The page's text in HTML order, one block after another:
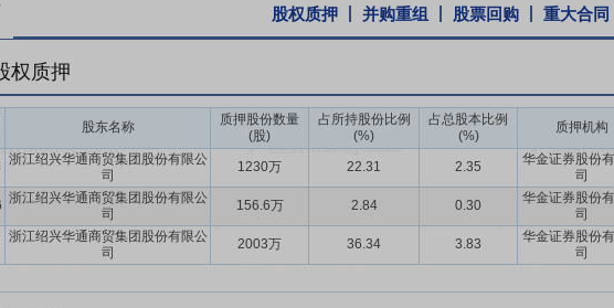
才优势
公司作为全国供销社农资系统首家改制公司，早在上世纪九十年代就推行骨
企业发展紧密结合，收益共享风险共担，形成了内生性的发展原动力。得益于浙江得
，并成为供销社系统其他省市农资公司效仿改制的标杆。企业与员工间良好的分享机
营团队在相关细分领域奠定了行业领先地位，并持续吸引着优质的新鲜血液充实后备
场情况持续细化和完善相关激励机制，推动企业二次改革二次创业，为打造“百年浙农”
龙头优势
公司通过多年持续快速发展，相关主营业务已经在行业或区域内居于领先地位
评价结果”，公司保持农资流通企业竞争力AAAAA最高评级；公司的汽车商贸服务综
经销商、凯迪拉克五星经销商奖项。贸易流通领域竞争激烈，下游对综合服务需求的
行业形成的领先地位，有利于提升公司上游议价能力和网络掌控力，在行业充分市场
额。
股权质押 并购重组 股票回购 重大合同
权质押
股东名称
质押股份数量
(股)
占所持股份比例
(%)
占总股本比例
(%)
质押机构
浙江绍兴华通商贸集团股份有限公
司
1230万 22.31 2.35
华金证券股份
司
浙江绍兴华通商贸集团股份有限公
司
156.6万 2.84 0.30
华金证券股份
司
浙江绍兴华通商贸集团股份有限公
司
2003万 36.34 3.83
华金证券股份
司